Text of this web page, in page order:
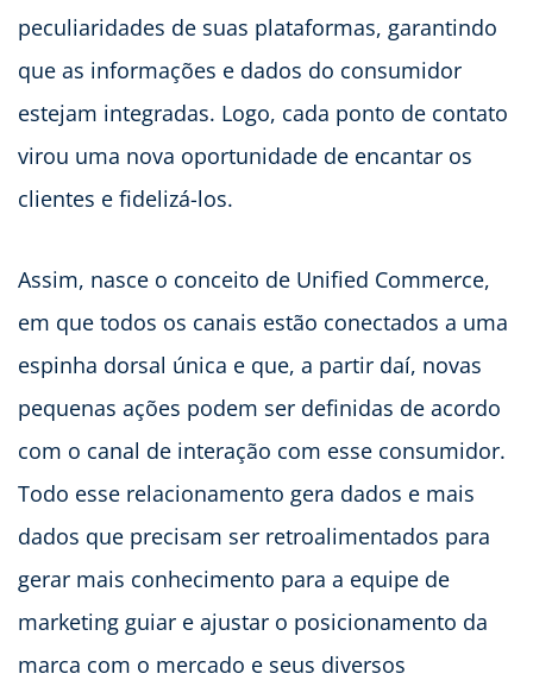
peculiaridades de suas plataformas, garantindo
que as informações e dados do consumidor
estejam integradas. Logo, cada ponto de contato
virou uma nova oportunidade de encantar os
clientes e fidelizá-los.
Assim, nasce o conceito de Unified Commerce,
em que todos os canais estão conectados a uma
espinha dorsal única e que, a partir daí, novas
pequenas ações podem ser definidas de acordo
com o canal de interação com esse consumidor.
Todo esse relacionamento gera dados e mais
dados que precisam ser retroalimentados para
gerar mais conhecimento para a equipe de
marketing guiar e ajustar o posicionamento da
marca com o mercado e seus diversos